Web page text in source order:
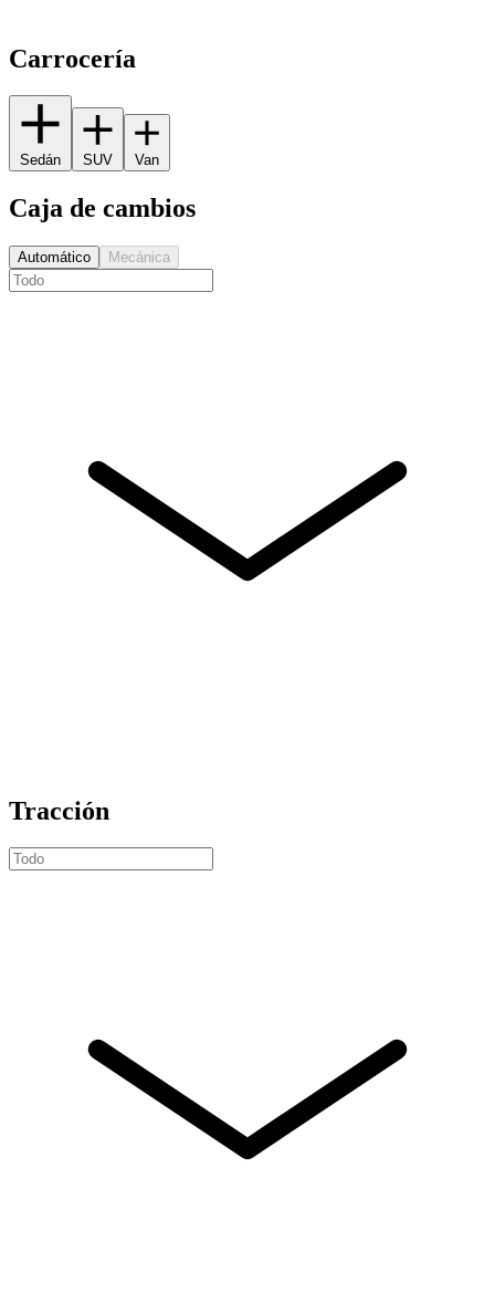
Carrocería
Sedán SUV Van
Caja de cambios
Automático Mecánica
Tracción